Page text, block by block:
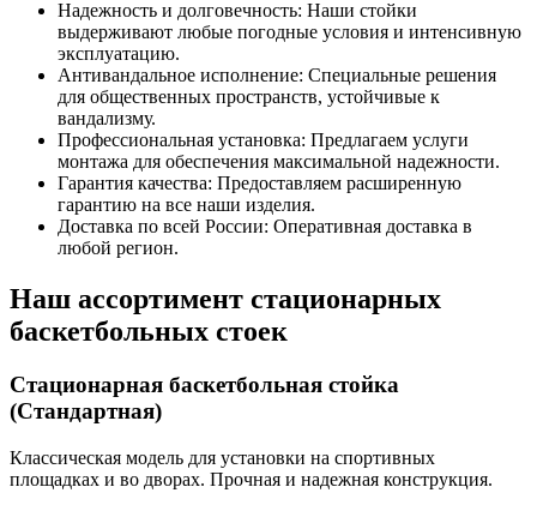
Надежность и долговечность: Наши стойки
выдерживают любые погодные условия и интенсивную
эксплуатацию.
Антивандальное исполнение: Специальные решения
для общественных пространств, устойчивые к
вандализму.
Профессиональная установка: Предлагаем услуги
монтажа для обеспечения максимальной надежности.
Гарантия качества: Предоставляем расширенную
гарантию на все наши изделия.
Доставка по всей России: Оперативная доставка в
любой регион.
Наш ассортимент стационарных
баскетбольных стоек
Стационарная баскетбольная стойка
(Стандартная)
Классическая модель для установки на спортивных
площадках и во дворах. Прочная и надежная конструкция.